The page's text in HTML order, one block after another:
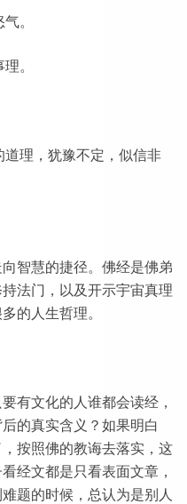
。
。
道理，犹豫不定，似信非
智慧的捷径。佛经是佛弟
法门，以及开示宇宙真理
的人生哲理。
有文化的人谁都会读经，
的真实含义？如果明白
按照佛的教诲去落实，这
经文都是只看表面文章，
题的时候，总认为是别人